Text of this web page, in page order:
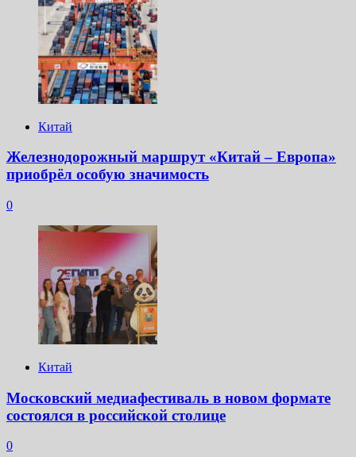
Китай
Железнодорожный маршрут «Китай – Европа»
приобрёл особую значимость
0
Китай
Московский медиафестиваль в новом формате
состоялся в российской столице
0